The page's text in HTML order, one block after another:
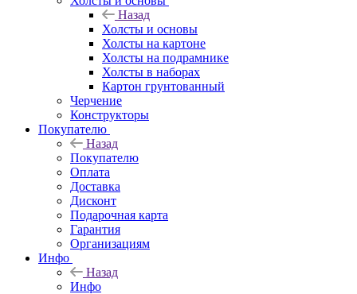
Назад
Холсты и основы
Холсты на картоне
Холсты на подрамнике
Холсты в наборах
Картон грунтованный
Черчение
Конструкторы
Покупателю
Назад
Покупателю
Оплата
Доставка
Дисконт
Подарочная карта
Гарантия
Организациям
Инфо
Назад
Инфо